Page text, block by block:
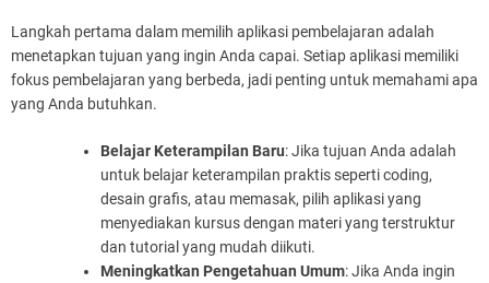
Langkah pertama dalam memilih aplikasi pembelajaran adalah
menetapkan tujuan yang ingin Anda capai. Setiap aplikasi memiliki
fokus pembelajaran yang berbeda, jadi penting untuk memahami apa
yang Anda butuhkan.
Belajar Keterampilan Baru: Jika tujuan Anda adalah
untuk belajar keterampilan praktis seperti coding,
desain grafis, atau memasak, pilih aplikasi yang
menyediakan kursus dengan materi yang terstruktur
dan tutorial yang mudah diikuti.
Meningkatkan Pengetahuan Umum: Jika Anda ingin